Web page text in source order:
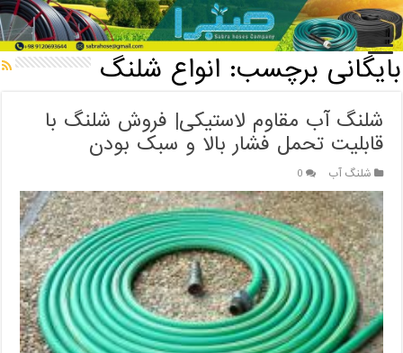
خانه / بایگانی برچسب: انواع شلنگ
بایگانی برچسب: انواع شلنگ
شلنگ آب مقاوم لاستیکی| فروش شلنگ با
قابلیت تحمل فشار بالا و سبک بودن
شلنگ آب 0